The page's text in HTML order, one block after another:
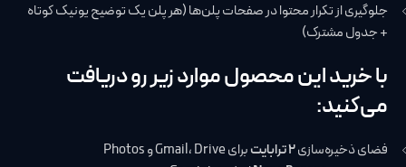
جلوگیری از تکرار محتوا در صفحات پلن‌ها (هر پلن یک توضیح یونیک کوتاه
+ جدول مشترک)
با خرید این محصول موارد زیر رو دریافت
می‌کنید:
فضای ذخیره‌سازی۲ ترابایت
برای Gmail، Drive و Photos